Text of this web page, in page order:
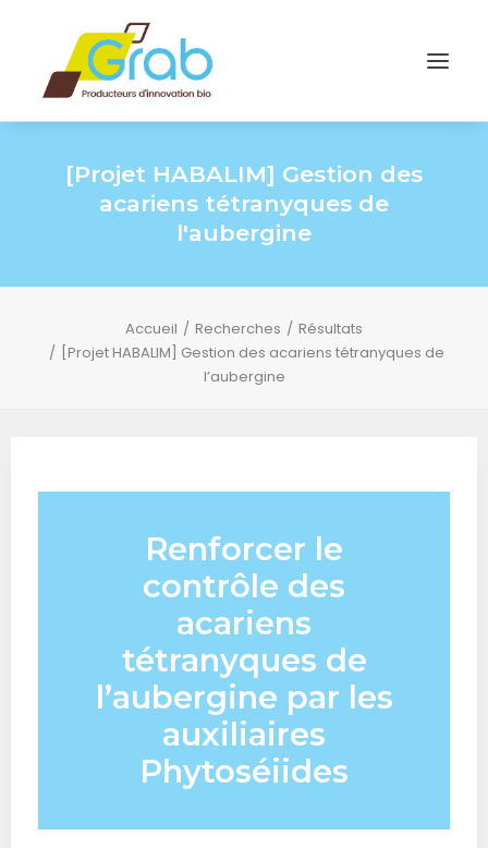
[Projet HABALIM] Gestion des
acariens tétranyques de
l'aubergine
Accueil Recherches
Résultats
[Projet HABALIM] Gestion des acariens tétranyques de
l’aubergine
Renforcer le
contrôle des
acariens
tétranyques de
l’aubergine par les
auxiliaires
Phytoséiides